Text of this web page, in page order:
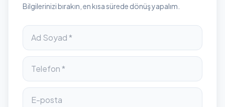
Bilgilerinizi bırakın, en kısa sürede dönüş yapalım.